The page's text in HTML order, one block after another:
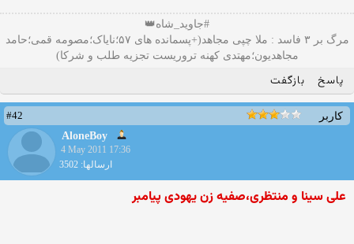
#جاوید_شاه👑
مرگ بر ۳ فاسد : ملا چپی مجاهد(+پسمانده های ۵۷؛نایاک؛مصومه قمی؛حامد
مجاهدیون؛مهتدی کهنه تروریست تجزیه طلب و شرکا)
پاسخ بازگفت
کاربر
#42
AloneBoy
4 May 2011 17:36
ارسالها: 3502
علی سینا و منتظری،صفیه زن یهودی پیامبر